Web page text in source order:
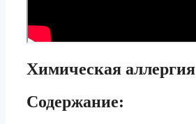
Химическая аллергия
Содержание: